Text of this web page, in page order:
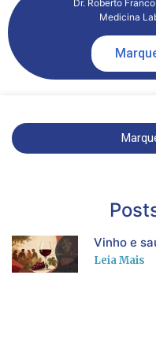
Dr. Roberto
Medicina
Vinho e
Leia Mais